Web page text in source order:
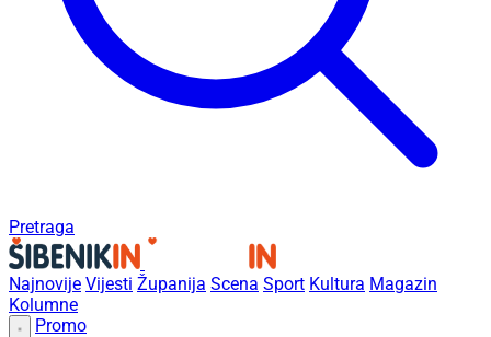
Pretraga
Najnovije Vijesti Županija Scena Sport Kultura Magazin
Kolumne
Promo